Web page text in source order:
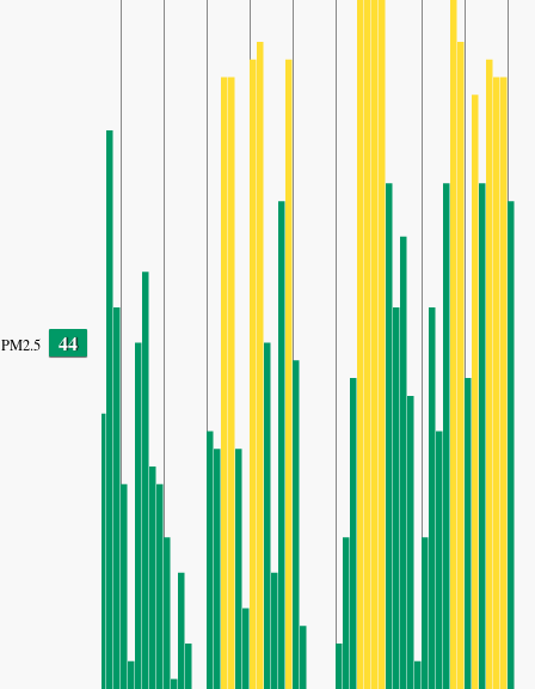
PM2.5 44